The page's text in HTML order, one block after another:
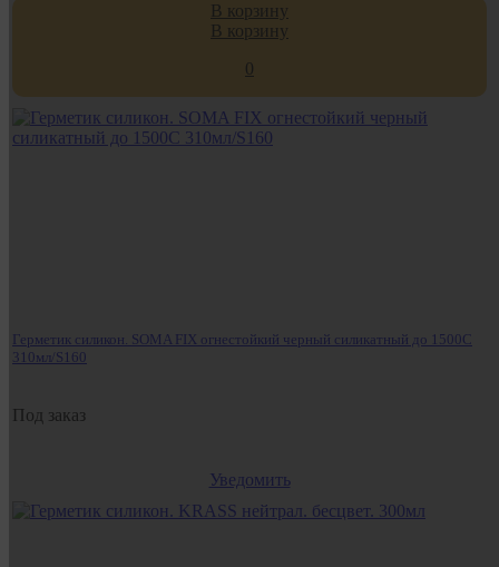
В корзину
В корзину
0
Герметик силикон. SOMA FIX огнестойкий черный силикатный до 1500С
310мл/S160
Под заказ
Уведомить